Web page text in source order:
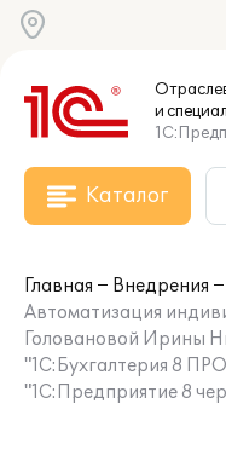
и
Каталог
Главная
Внедрения
Автоматизация
Головановой Ирины
"1С:Бухгалтерия 8
"1С:Предприятие 8